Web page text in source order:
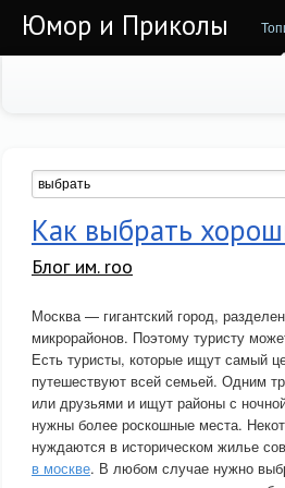
Юмор и Приколы
Как выбрать
Блог им. roo
Москва — гигантский город,
микрорайонов. Поэтому туристу
Есть туристы, которые ищут самый
путешествуют всей семьей. Одним
или друзьями и ищут районы с
нужны более роскошные места.
нуждаются в историческом жилье
в москве. В любом случае нужно